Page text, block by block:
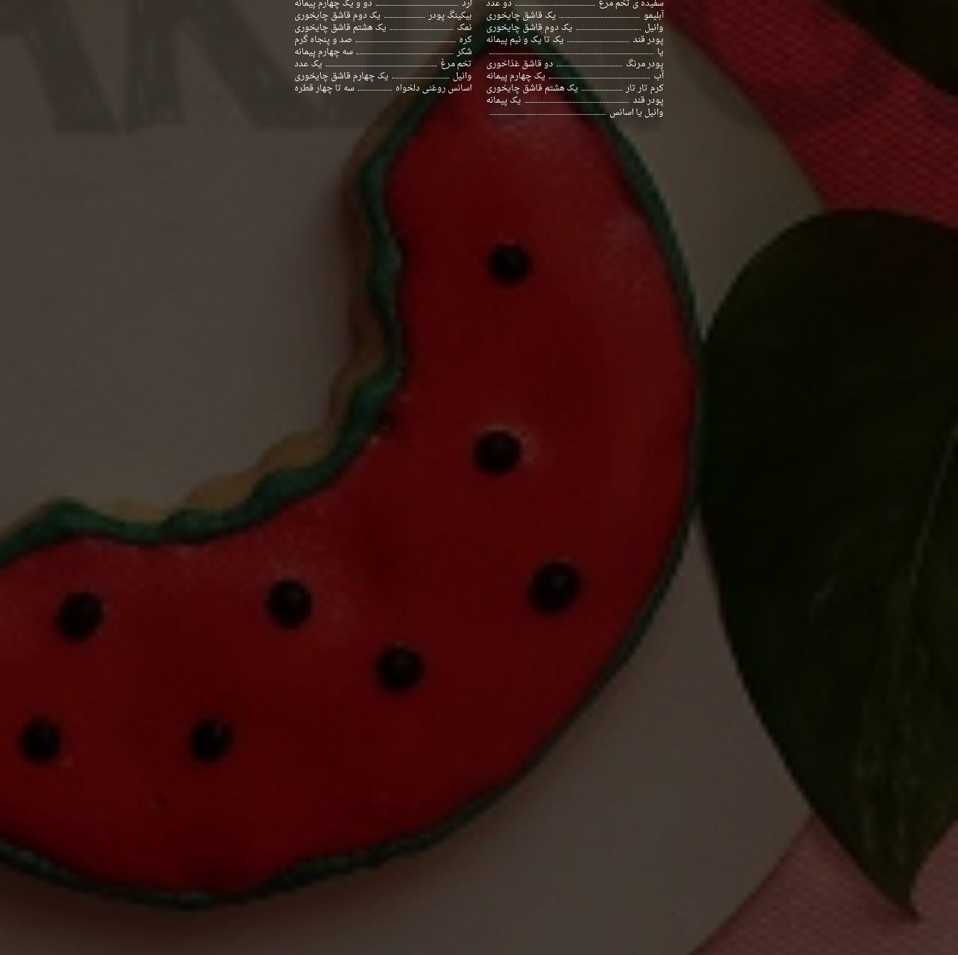
آرد دو و یک چهارم پیمانه
بیکینگ پودر یک دوم قاشق چایخوری
نمک یک هشتم قاشق چایخوری
کره صد و پنجاه گرم
شکر سه چهارم پیمانه
تخم مرغ یک عدد
وانیل یک چهارم قاشق چایخوری
اسانس روغنی دلخواه سه تا چهار قطره
سفیده ی تخم مرغ دو عدد
آبلیمو یک قاشق چایخوری
وانیل یک دوم قاشق چایخوری
پودر قند یک تا یک و نیم پیمانه
یا
پودر مرنگ دو قاشق غذاخوری
آب یک چهارم پیمانه
کرم تار تار یک هشتم قاشق چایخوری
پودر قند یک پیمانه
وانیل یا اسانس